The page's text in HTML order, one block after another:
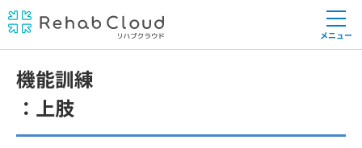
メニュー
機能訓練
上肢